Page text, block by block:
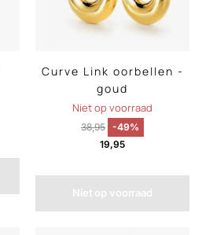
Curve Link oorbellen -
goud
Niet op voorraad
38,95 -49%
19,95
Niet op voorraad